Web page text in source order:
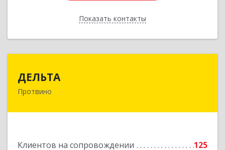
Показать контакты
Назад
ДЕЛЬТА
Протвино
Клиентов на сопровождении 125